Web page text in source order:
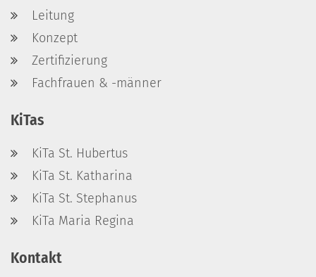
Leitung
Konzept
Zertifizierung
Fachfrauen & -männer
KiTas
KiTa St. Hubertus
KiTa St. Katharina
KiTa St. Stephanus
KiTa Maria Regina
Kontakt